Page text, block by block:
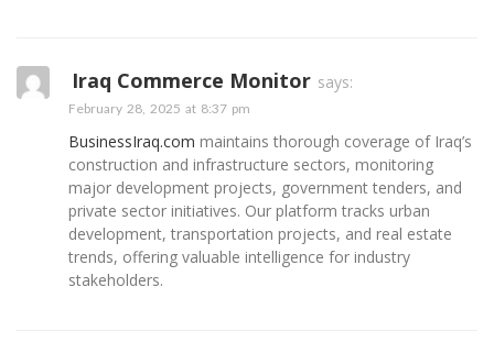
Iraq Commerce Monitor says:
February 28, 2025 at 8:37 pm
BusinessIraq.com maintains thorough coverage of Iraq’s
construction and infrastructure sectors, monitoring
major development projects, government tenders, and
private sector initiatives. Our platform tracks urban
development, transportation projects, and real estate
trends, offering valuable intelligence for industry
stakeholders.